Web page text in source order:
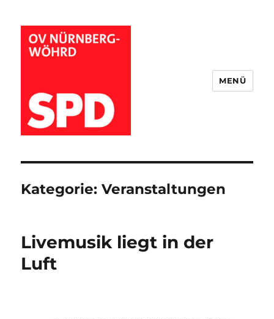
MENÜ
Kategorie:Veranstaltungen
Livemusik liegt in der
Luft